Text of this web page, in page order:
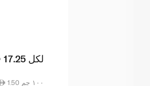
17.25 لكل
1.50 ١٠٠ جم